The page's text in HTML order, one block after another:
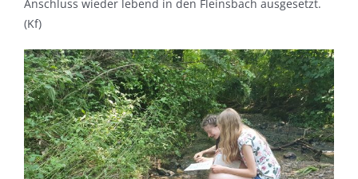
Anschluss wieder lebend in den Fleinsbach ausgesetzt.
(Kf)